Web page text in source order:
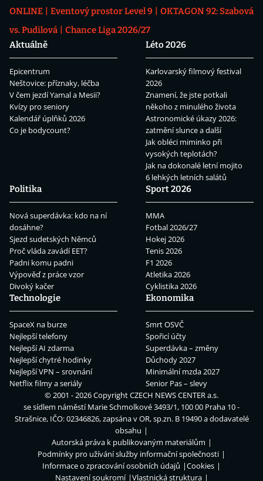
ONLINE
Eventový prostor Level 9
OKTAGON 92: Szabová
vs. Pudilová
Chance Liga 2026/27
Aktuálně
Epicentrum
Neštovice: příznaky, léčba
V čem jezdí Yamal a Mesii?
Kvízy pro seniory
Kalendář úplňků 2026
Co je bodycount?
Léto 2026
Karlovarský filmový festival
2026
Znamení, že jste potkali
někoho z minulého života
Astronomické úkazy 2026:
zatmění slunce a další
Jak obléci miminko při
vysokých teplotách?
Jak na dokonalé letní mojito
6 lehkých letních salátů
Politika
Nová superdávka: kdo na ní
dosáhne?
Sjezd sudetských Němců
Proč vláda zavádí EET?
Padni komu padni
Výpověď z práce vzor
Divoký kačer
Sport 2026
MMA
Fotbal 2026/27
Hokej 2026
Tenis 2026
F1 2026
Atletika 2026
Cyklistika 2026
Technologie
SpaceX na burze
Nejlepší telefony
Nejlepší AI zdarma
Nejlepší chytré hodinky
Nejlepší VPN – srovnání
Netflix filmy a seriály
Ekonomika
Smrt OSVČ
Spořicí účty
Superdávka – změny
Důchody 2027
Minimální mzda 2027
Senior Pas – slevy
© 2001 - 2026 CopyrightCZECH NEWS CENTER a.s.
se sídlem náměstí Marie Schmolkové 3493/1, 100 00 Praha 10 -
Strašnice, IČO: 02346826, zapsána v OR, sp.zn. B 19490 a dodavatelé
obsahu
Autorská práva k publikovaným materiálům
Podmínky pro užívání služby informační společnosti
Informace o zpracování osobních údajů
Cookies
Nastavení soukromí
Vlastnická struktura